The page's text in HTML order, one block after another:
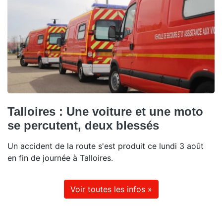
Talloires : Une voiture et une moto
se percutent, deux blessés
Un accident de la route s'est produit ce lundi 3 août
en fin de journée à Talloires.
Voir toutes les infos »